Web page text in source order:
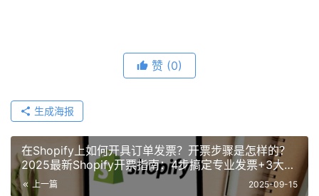
赞 (0)
生成海报
在Shopify上如何开具订单发票？开票步骤是怎样的？
2025最新Shopify开票指南：4步搞定专业发票+3大进
阶技巧！
上一篇 2025-09-15